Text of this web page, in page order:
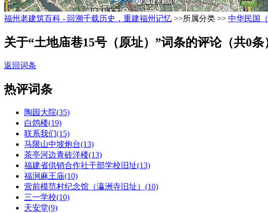
福州老建筑百科 - 回溯千载历史，重建福州记忆 >>所属分类 >> 中华民国（
关于“土地庙巷15号（原址）”词条的评论（共0条
返回词条
热评词条
陶园大院(35)
白鸽楼(19)
联系我们(15)
马限山中坡炮台(13)
茶亭河边青砖洋楼(13)
福建省供销合作社干部学校旧址(13)
福涧麻王庙(10)
营前模范村纪念馆（瀛洲寺旧址）(10)
三一学校(10)
天安堂(9)